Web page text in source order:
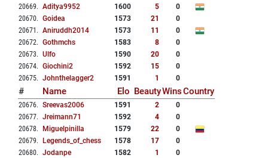
20669. Aditya9952 1600 5
0
20670. Goidea 1573 21
0
20671 . Aniruddh2014 1573 11
0
20672. Gothmchs 1583 8
0
20673. Ulfo 1590 20
0
20674. Giochini2 1592 15
0
20675. Johnthelagger2 1591 1 0
# Name Elo BeautyWinsCountry
20676. Sreevas2006 1591 2
0
20677. Jreimann71 1592 4
0
20678. Miguelpinilla 1579 22
0
20679. Legends_of_chess 1578 17
0
20680. Jodanpe 1582 1
0